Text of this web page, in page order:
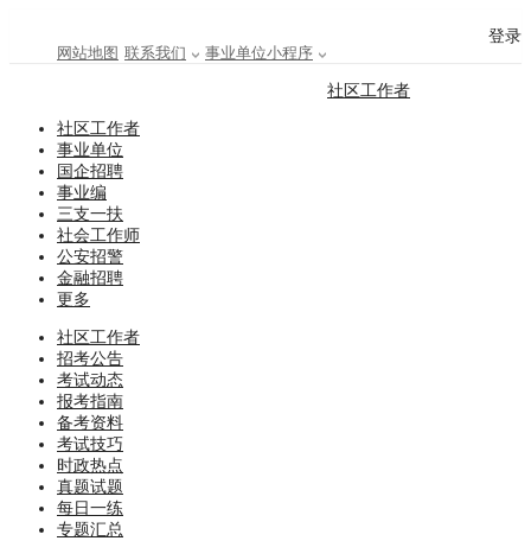
网站地图 联系我们 事业单位小程序
登录
社区工作者
社区工作者
事业单位
国企招聘
事业编
三支一扶
社会工作师
公安招警
金融招聘
更多
社区工作者
招考公告
考试动态
报考指南
备考资料
考试技巧
时政热点
真题试题
每日一练
专题汇总